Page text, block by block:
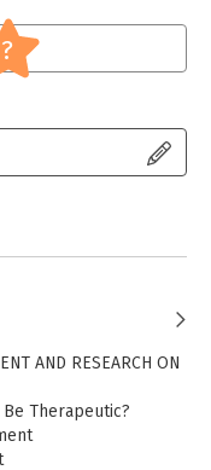
and trainees
in assessment
?
AND RESEARCH ON
Therapeutic?